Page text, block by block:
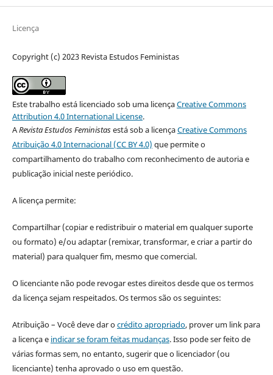
Licença
Copyright (c) 2023 Revista Estudos Feministas
Este trabalho está licenciado sob uma licençaCreative Commons
Attribution 4.0 International License.
ARevista Estudos Feministasestá sob a licençaCreative Commons
Atribuição 4.0 Internacional (CC BY 4.0) que permite o
compartilhamento do trabalho com reconhecimento de autoria e
publicação inicial neste periódico.
A licença permite:
Compartilhar (copiar e redistribuir o material em qualquer suporte
ou formato) e/ou adaptar (remixar, transformar, e criar a partir do
material) para qualquer fim, mesmo que comercial.
O licenciante não pode revogar estes direitos desde que os termos
da licença sejam respeitados. Os termos são os seguintes:
Atribuição – Você deve dar ocrédito apropriado, prover um link para
a licença e indicar se foram feitas mudanças. Isso pode ser feito de
várias formas sem, no entanto, sugerir que o licenciador (ou
licenciante) tenha aprovado o uso em questão.